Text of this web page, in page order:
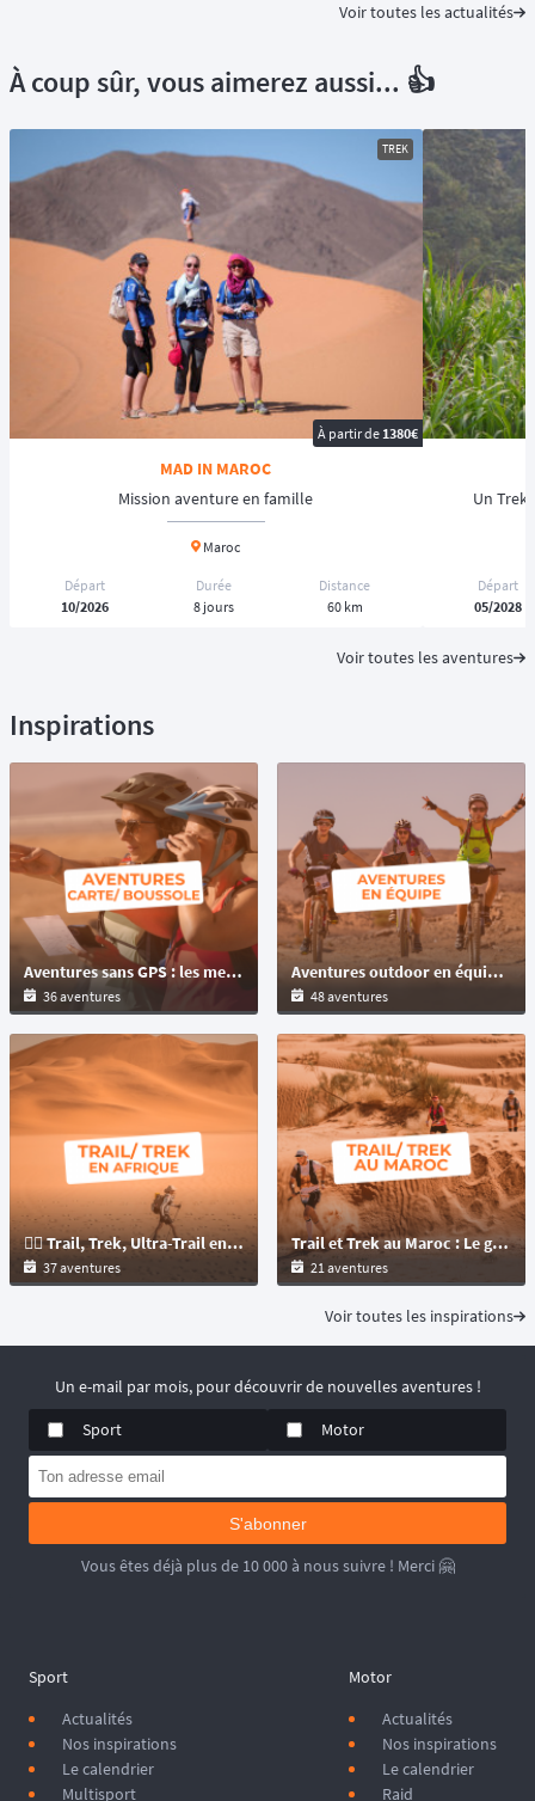
Voir toutes les actualités
À coup sûr, vous aimerez aussi... 👍
TREK
À partir de1380€
MAD IN MAROC
Mission aventure en famille
Maroc
Départ
10/2026
Durée
8 jours
Distance
60 km
Un Trek
Départ
05/2028
Voir toutes les aventures
Inspirations
Aventures sans GPS : les meilleures épreuves à naviguer à la carte, au roadbook et à la boussole
36 aventures
Aventures outdoor en équipe : raids multisports et challenges pour tous les niveaux
48 aventures
🏃‍♂️ Trail, Trek, Ultra-Trail en Afrique : du désert à l'océan, trouvez l'aventure à votre mesure !
37 aventures
Trail et Trek au Maroc : Le guide ultime pour choisir votre aventure dans le désert Marocain et Atlas
21 aventures
Voir toutes les inspirations
Un e-mail par mois, pour découvrir de nouvelles aventures !
Sport
Motor
S'abonner
Vous êtes déjà plus de 10 000 à nous suivre ! Merci 🤗
Sport
Actualités
Nos inspirations
Le calendrier
Multisport
Motor
Actualités
Nos inspirations
Le calendrier
Raid